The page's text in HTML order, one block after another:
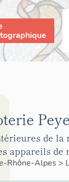
de la
appareils de
Rhône-Alpes >